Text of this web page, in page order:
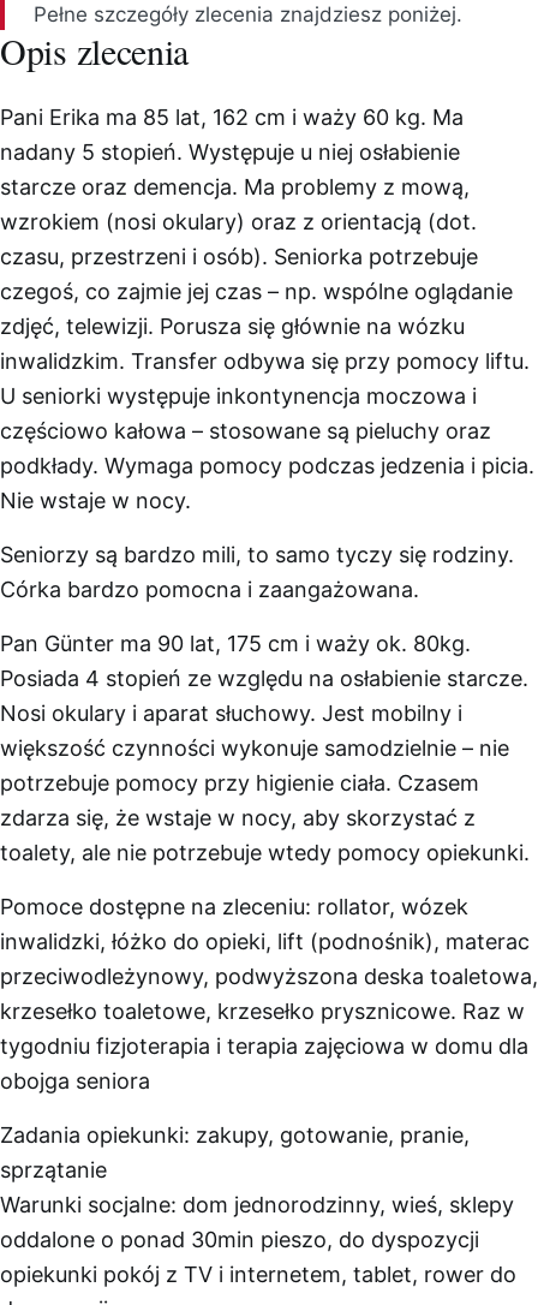
Pełne szczegóły zlecenia znajdziesz poniżej.
Opis zlecenia
Pani Erika ma 85 lat, 162 cm i waży 60 kg. Ma
nadany 5 stopień. Występuje u niej osłabienie
starcze oraz demencja. Ma problemy z mową,
wzrokiem (nosi okulary) oraz z orientacją (dot.
czasu, przestrzeni i osób). Seniorka potrzebuje
czegoś, co zajmie jej czas – np. wspólne oglądanie
zdjęć, telewizji. Porusza się głównie na wózku
inwalidzkim. Transfer odbywa się przy pomocy liftu.
U seniorki występuje inkontynencja moczowa i
częściowo kałowa – stosowane są pieluchy oraz
podkłady. Wymaga pomocy podczas jedzenia i picia.
Nie wstaje w nocy.
Seniorzy są bardzo mili, to samo tyczy się rodziny.
Córka bardzo pomocna i zaangażowana.
Pan Günter ma 90 lat, 175 cm i waży ok. 80kg.
Posiada 4 stopień ze względu na osłabienie starcze.
Nosi okulary i aparat słuchowy. Jest mobilny i
większość czynności wykonuje samodzielnie – nie
potrzebuje pomocy przy higienie ciała. Czasem
zdarza się, że wstaje w nocy, aby skorzystać z
toalety, ale nie potrzebuje wtedy pomocy opiekunki.
Pomoce dostępne na zleceniu: rollator, wózek
inwalidzki, łóżko do opieki, lift (podnośnik), materac
przeciwodleżynowy, podwyższona deska toaletowa,
krzesełko toaletowe, krzesełko prysznicowe. Raz w
tygodniu fizjoterapia i terapia zajęciowa w domu dla
obojga seniora
Zadania opiekunki: zakupy, gotowanie, pranie,
sprzątanie
Warunki socjalne: dom jednorodzinny, wieś, sklepy
oddalone o ponad 30min pieszo, do dyspozycji
opiekunki pokój z TV i internetem, tablet, rower do